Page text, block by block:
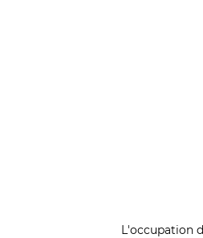
L'occupation